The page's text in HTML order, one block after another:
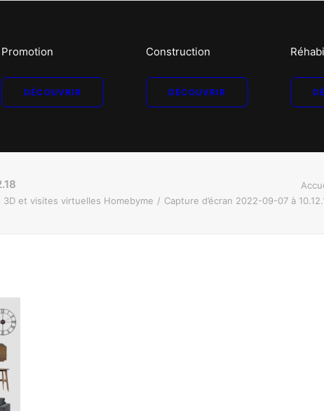
Promotion
DÉCOUVRIR
Construction
DÉCOUVRIR
et visites virtuelles Homebyme
Capture d’écran 2022-09-07 à